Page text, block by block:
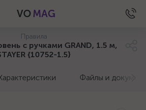
VO MAG
Правила
с ручками GRAND, 1.5 м,
{10752-1.5}
Файлы и